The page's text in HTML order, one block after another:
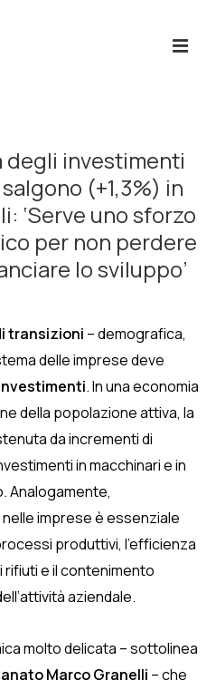
degli investimenti
(+1,3%) in
‘Serve uno sforzo
per non perdere
lo sviluppo’
transizioni – demografica,
delle imprese deve
. In una economia
della popolazione attiva, la
da incrementi di
in macchinari e in
Analogamente,
imprese è essenziale
produttivi, l’efficienza
e il contenimento
aziendale.
molto delicata – sottolinea
Marco Granelli – che